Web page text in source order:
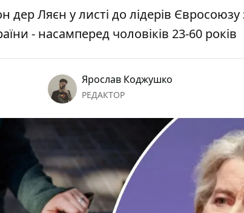
дер Ляєн у листі до лідерів
- насамперед чоловіків 23-60 років
Ярослав Коджушко
РЕДАКТОР